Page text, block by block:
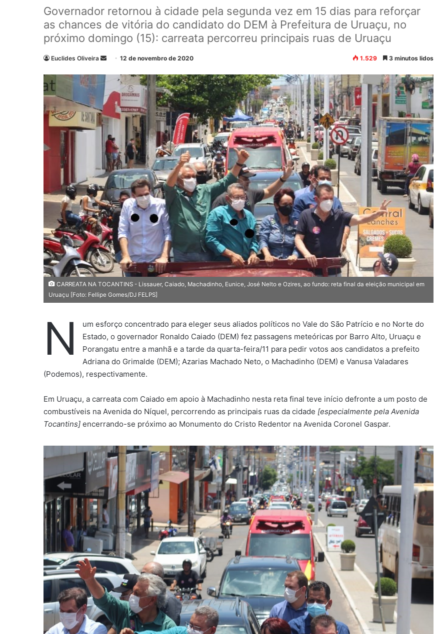
Governador retornou à cidade pela segunda vez em 15 dias para reforçar
as chances de vitória do candidato do DEM à Prefeitura de Uruaçu, no
próximo domingo (15): carreata percorreu principais ruas de Uruaçu
Euclides Oliveira
d
u
e
-
m
a
i
l
12 de novembro de 2020 1.529 3 minutos lidos
CARREATA NA TOCANTINS - Lissauer, Caiado, Machadinho, Eunice, José Nelto e Ozires, ao fundo: reta final da eleição municipal em
Uruaçu [Foto: Fellipe Gomes/DJ FELPS]
N
um esforço concentrado para eleger seus aliados políticos no Vale do São Patrício e no Norte do
Estado, o governador Ronaldo Caiado (DEM) fez passagens meteóricas por Barro Alto, Uruaçu e
Porangatu entre a manhã e a tarde da quarta-feira/11 para pedir votos aos candidatos a prefeito
Adriana do Grimalde (DEM); Azarias Machado Neto, o Machadinho (DEM) e Vanusa Valadares
(Podemos), respectivamente.
Em Uruaçu, a carreata com Caiado em apoio à Machadinho nesta reta final teve início defronte a um posto de
combustíveis na Avenida do Níquel, percorrendo as principais ruas da cidade [especialmente pela Avenida
Tocantins] encerrando-se próximo ao Monumento do Cristo Redentor na Avenida Coronel Gaspar.